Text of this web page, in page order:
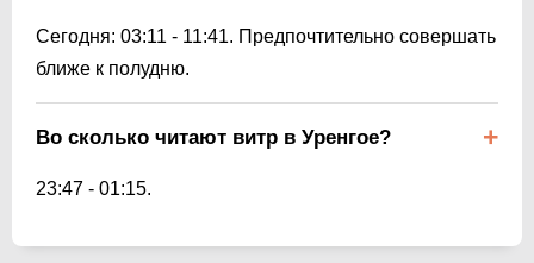
Сегодня: 03:11 - 11:41. Предпочтительно совершать
ближе к полудню.
Во сколько читают витр в Уренгое?
23:47 - 01:15.